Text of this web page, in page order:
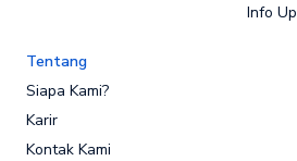
Info
Tentang
Siapa Kami?
Karir
Kontak Kami